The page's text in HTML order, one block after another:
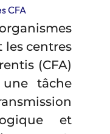
CFA
les centres
(CFA)
tâche
et